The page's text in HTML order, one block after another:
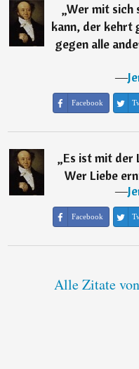
„Wer mit sich
kann, der kehrt
gegen alle
―
Facebook
„Es ist mit der
Wer Liebe
―
Facebook
Alle Zitate